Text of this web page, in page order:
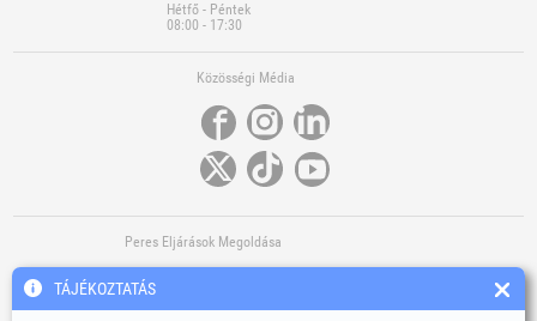
Hétfő - Péntek
08:00 - 17:30
Közösségi Média
Peres Eljárások Megoldása
TÁJÉKOZTATÁS